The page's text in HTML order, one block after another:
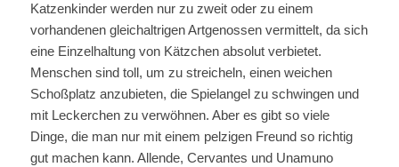
Katzenkinder werden nur zu zweit oder zu einem
vorhandenen gleichaltrigen Artgenossen vermittelt, da sich
eine Einzelhaltung von Kätzchen absolut verbietet.
Menschen sind toll, um zu streicheln, einen weichen
Schoßplatz anzubieten, die Spielangel zu schwingen und
mit Leckerchen zu verwöhnen. Aber es gibt so viele
Dinge, die man nur mit einem pelzigen Freund so richtig
gut machen kann. Allende, Cervantes und Unamuno